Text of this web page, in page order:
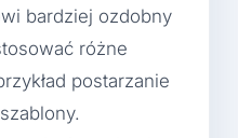
bardziej ozdobny
różne
postarzanie